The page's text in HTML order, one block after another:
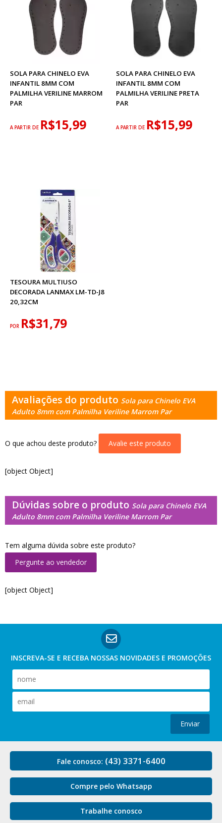
SOLA PARA CHINELO EVA
INFANTIL 8MM COM
PALMILHA VERILINE MARROM
PAR
A PARTIR DE R$15,99
SOLA PARA CHINELO EVA
INFANTIL 8MM COM
PALMILHA VERILINE PRETA
PAR
A PARTIR DE R$15,99
TESOURA MULTIUSO
DECORADA LANMAX LM-TD-J8
20,32CM
POR R$31,79
Avaliações do produto Sola para Chinelo EVA
Adulto 8mm com Palmilha Veriline Marrom Par
O que achou deste produto? Avalie este produto
[object Object]
Dúvidas sobre o produto Sola para Chinelo EVA
Adulto 8mm com Palmilha Veriline Marrom Par
Tem alguma dúvida sobre este produto?
Pergunte ao vendedor
[object Object]
INSCREVA-SE E RECEBA NOSSAS NOVIDADES E PROMOÇÕES
Enviar
Fale conosco: (43) 3371-6400
Compre pelo Whatsapp
Trabalhe conosco